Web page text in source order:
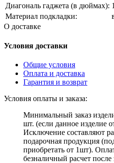
Диагональ гаджета (в дюймах):
Материал подкладки:
О доставке
Условия доставки
Общие условия
Оплата и доставка
Гарантия и возврат
Условия оплаты и заказа:
Минимальный заказ
шт. (если данное изделие
Исключение составляют
подарочная продукция
приобретать от 1шт).
безналичный расчет